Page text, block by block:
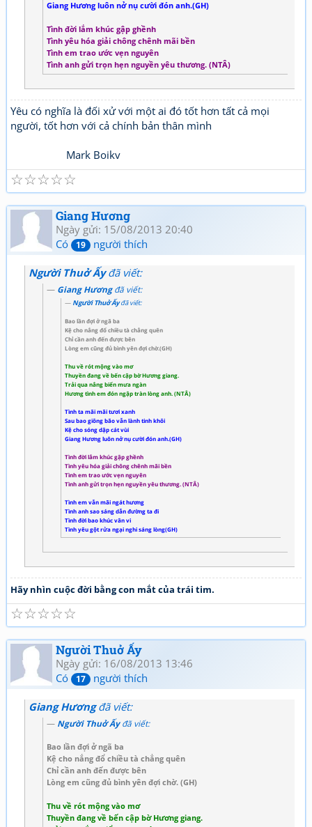
Giang Hương luôn nở nụ cười đón anh.(GH)
Tình đời lắm khúc gập ghềnh
Tình yêu hóa giải chông chênh mãi bền
Tình em trao ước vẹn nguyên
Tình anh gửi trọn hẹn nguyền yêu thương. (NTÂ)
Yêu có nghĩa là đối xử với một ai đó tốt hơn tất cả mọi
người, tốt hơn với cả chính bản thân mình
Mark Boikv
☆
☆
☆
☆
☆
Giang Hương
Ngày gửi: 15/08/2013 20:40
Có
19 người thích
Người Thuở Ấyđã viết:
Giang Hươngđã viết:
Người Thuở Ấyđã viết:
Bao lần đợi ở ngã ba
Kệ cho nắng đổ chiều tà chẳng quên
Chỉ cần anh đến được bên
Lòng em cũng đủ bình yên đợi chờ.(GH)
Thu về rót mộng vào mơ
Thuyền đang về bến cập bờ Hương giang.
Trải qua nắng biển mưa ngàn
Hương tình em đón ngập tràn lòng anh. (NTÂ)
Tình ta mãi mãi tươi xanh
Sau bao giông bão vẫn lành tinh khôi
Kệ cho sóng dập cát vùi
Giang Hương luôn nở nụ cười đón anh.(GH)
Tình đời lắm khúc gập ghềnh
Tình yêu hóa giải chông chênh mãi bền
Tình em trao ước vẹn nguyên
Tình anh gửi trọn hẹn nguyền yêu thương. (NTÂ)
Tình em vẫn mãi ngát hương
Tình anh sao sáng dẫn đường ta đi
Tình đời bao khúc vân vi
Tình yêu gột rửa ngại nghi sáng lòng(GH)
Hãy nhìn cuộc đời bằng con mắt của trái tim.
☆
☆
☆
☆
☆
Người Thuở Ấy
Ngày gửi: 16/08/2013 13:46
Có
17 người thích
Giang Hươngđã viết:
Người Thuở Ấyđã viết:
Bao lần đợi ở ngã ba
Kệ cho nắng đổ chiều tà chẳng quên
Chỉ cần anh đến được bên
Lòng em cũng đủ bình yên đợi chờ. (GH)
Thu về rót mộng vào mơ
Thuyền đang về bến cập bờ Hương giang.